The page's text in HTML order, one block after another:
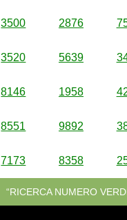
3500 2876
3520 5639
8146 1958
8551 9892
7173 8358
“RICERCA NUMERO